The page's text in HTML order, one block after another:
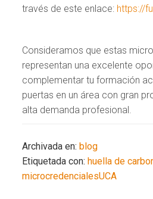
través de este enlace: https://
Consideramos que estas
representan una excelente
complementar tu formación
puertas en un área con gran
alta demanda profesional.
Archivada en:blog
Etiquetada con:huella de
microcredencialesUCA